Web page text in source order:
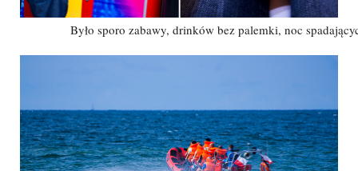
Było sporo zabawy, drinków bez palemki, noc